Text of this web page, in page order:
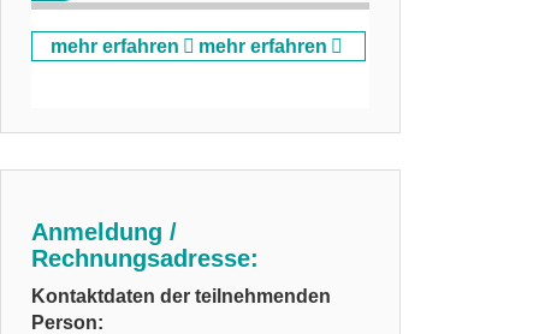
mehr erfahren mehr erfahren
Anmeldung /
Rechnungsadresse:
Kontaktdaten der teilnehmenden
Person: